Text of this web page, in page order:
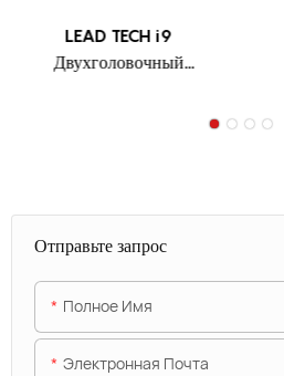
LEAD TECH i9
Двухголовочный
Отправьте запрос
Полное Имя
Электронная Почта